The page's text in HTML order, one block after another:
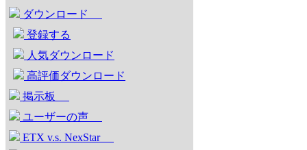
ダウンロード
登録する
人気ダウンロード
高評価ダウンロード
掲示板
ユーザーの声
ETX v.s. NexStar